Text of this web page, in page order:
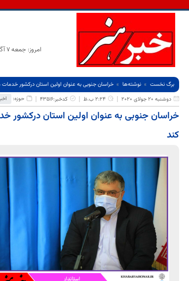
امروز: جمعه 7 آگوست 2026
برگ نخست نوشته‌ها
خراسان جنوبی به عنوان اولین استان درکشور خدمات
دوشنبه 20 جولای 2020
2:24 ب.ظ کدخبر:43516 حوزه:
خراسان جنوبی به عنوان اولین استان درکشور
کند